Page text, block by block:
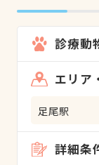
診療動
エリア
足尾駅
詳細条